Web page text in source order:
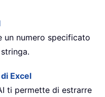
un numero specificato
Excel
ti permette di estrarre